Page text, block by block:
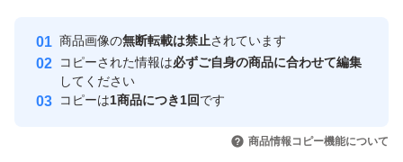
ーポン(5%OFF)は終了した可能性高いです。
【ゴールドクーポン獲得・使用手順】 ①クーポン獲得す
る（今までと変わらなければ土・日にもらえます）。ヤフ
オクゴールドクーポンで検索すれば出てきます。 ヤフオ
取引実績
取引実績◯+
このユーザーはYahoo!フリマの取
引を完了させた実績があります
商品画像の無断転載は禁止されています
コピーされた情報は必ずご自身の商品に合わせて編集
してください
コピーは1商品につき1回です
商品情報コピー機能について